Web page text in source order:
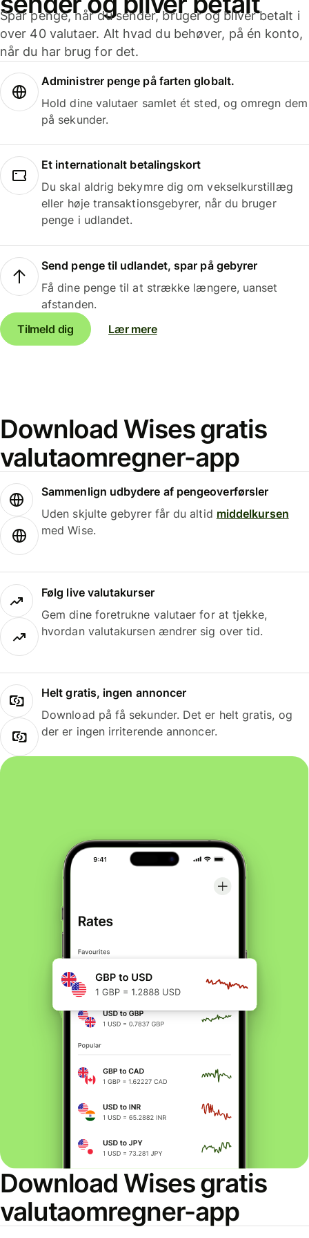
Spar penge, når du sender, bruger og bliver betalt i
over 40 valutaer. Alt hvad du behøver, på én konto,
når du har brug for det.
Administrer penge på farten globalt.
Hold dine valutaer samlet ét sted, og omregn dem
på sekunder.
Et internationalt betalingskort
Du skal aldrig bekymre dig om vekselkurstillæg
eller høje transaktionsgebyrer, når du bruger
penge i udlandet.
Send penge til udlandet, spar på gebyrer
Få dine penge til at strække længere, uanset
afstanden.
Tilmeld dig
Lær mere
Download Wises gratis
valutaomregner-app
Sammenlign udbydere af pengeoverførsler
Uden skjulte gebyrer får du altid middelkursen
med Wise.
Følg live valutakurser
Gem dine foretrukne valutaer for at tjekke,
hvordan valutakursen ændrer sig over tid.
Helt gratis, ingen annoncer
Download på få sekunder. Det er helt gratis, og
der er ingen irriterende annoncer.
Download Wises gratis
valutaomregner-app